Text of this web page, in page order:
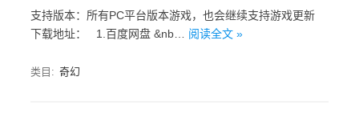
支持版本：所有PC平台版本游戏，也会继续支持游戏更新
下载地址： 1.百度网盘 &nb… 阅读全文 »
类目: 奇幻